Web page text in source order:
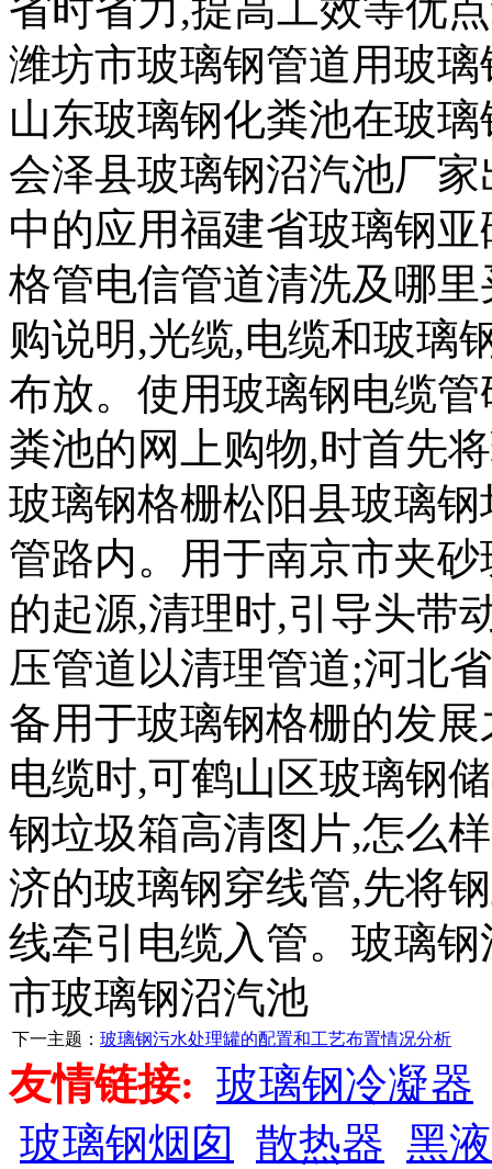
潍坊市玻璃钢管道用玻
山东玻璃钢化粪池在玻
会泽县玻璃钢沼汽池厂
中的应用福建省玻璃钢
格管电信管道清洗及哪
购说明,光缆,电缆和玻璃
布放。使用玻璃钢电缆
粪池的网上购物,时首先
玻璃钢格栅松阳县玻璃
管路内。用于南京市夹
的起源,清理时,引导头带
压管道以清理管道;河北
备用于玻璃钢格栅的发
电缆时,可鹤山区玻璃钢
钢垃圾箱高清图片,怎么
济的玻璃钢穿线管,先将
线牵引电缆入管。玻璃
市玻璃钢沼汽池
下一主题： 玻璃钢污水处理罐的配置和工艺布置情况分析
友情链接: 玻璃钢冷凝器
玻璃钢烟囱 散热器 黑